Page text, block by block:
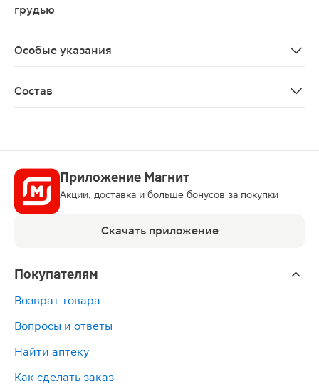
грудью
Особые указания
Состав
Приложение Магнит
Акции, доставка и больше бонусов за покупки
Скачать приложение
Покупателям
Возврат товара
Вопросы и ответы
Найти аптеку
Как сделать заказ